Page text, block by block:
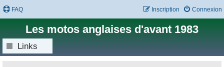
FAQ Connexion
Inscription
Les motos anglaises d'avant 1983
Links